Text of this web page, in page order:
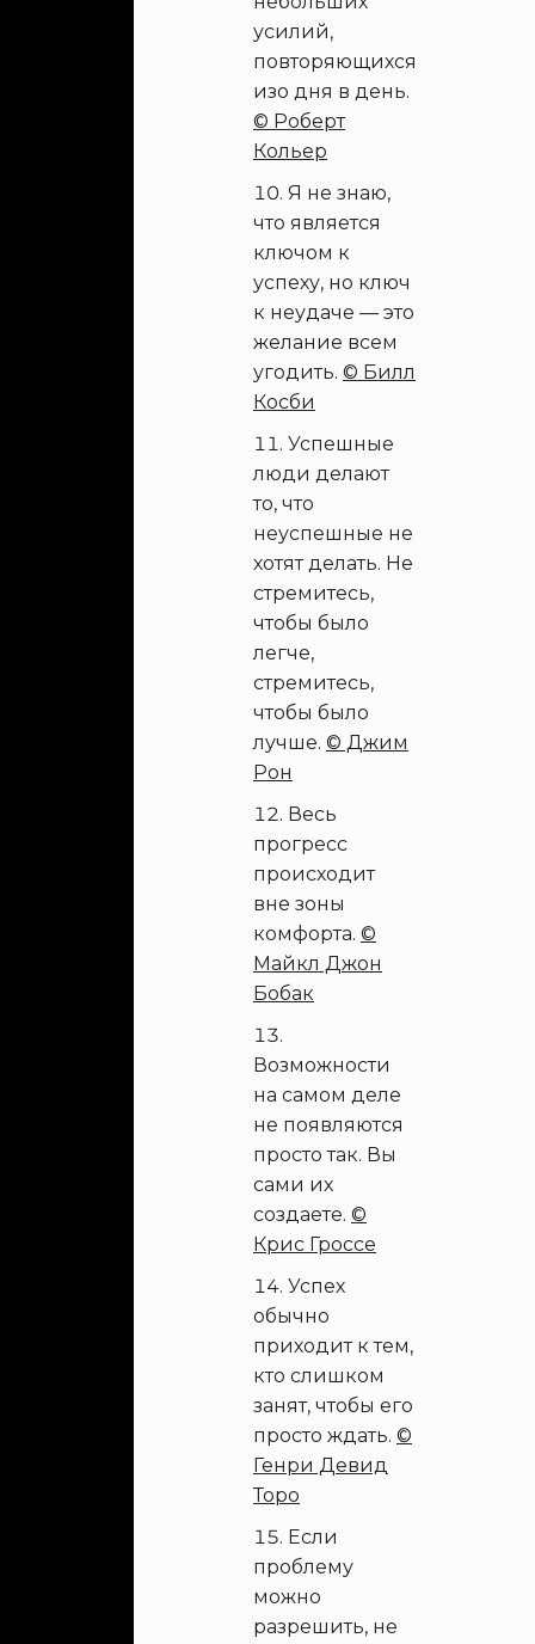
усилий,
повторяющихся
изо дня в день.
© Роберт
Кольер
Я не знаю,
что является
ключом к
успеху, но ключ
к неудаче — это
желание всем
угодить. © Билл
Косби
Успешные
люди делают
то, что
неуспешные не
хотят делать. Не
стремитесь,
чтобы было
легче,
стремитесь,
чтобы было
лучше. © Джим
Рон
Весь
прогресс
происходит
вне зоны
комфорта. ©
Майкл Джон
Бобак
Возможности
на самом деле
не появляются
просто так. Вы
сами их
создаете. ©
Крис Гроссе
Успех
обычно
приходит к тем,
кто слишком
занят, чтобы его
просто ждать. ©
Генри Девид
Торо
Если
проблему
можно
разрешить, не